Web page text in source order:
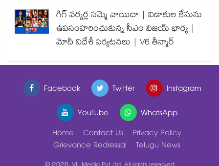
గిగ్ వర్కర్ల సమ్మె వాయిదా | విడాకుల కేసును
ఉపసంహరించుకున్న సీఎం విజయ్ భార్య |
మోదీ విదేశీ పర్యటనలు | V6 తీన్మార్
Facebook Twitter
Instagram
YouTube
WhatsApp
Home
Contact Us
Privacy Policy
Grievance Redressal
Telugu News